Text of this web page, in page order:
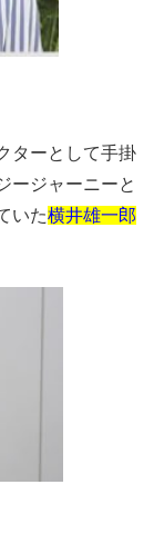
ターとして手掛
ージャーニーと
いた横井雄一郎